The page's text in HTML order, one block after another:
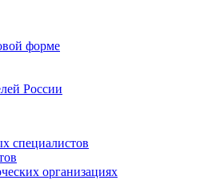
форме
России
специалистов
организациях